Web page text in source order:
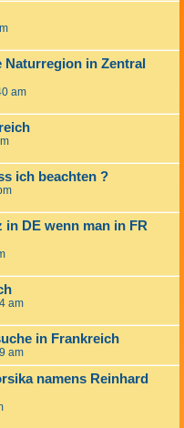
Naturregion in Zentral
am
ich beachten ?
in DE wenn man in FR
am
in Frankreich
am
namens Reinhard